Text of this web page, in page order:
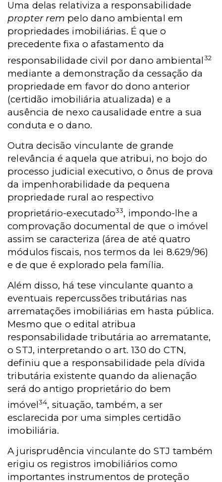
Uma delas relativiza a responsabilidade
propter rem pelo dano ambiental em
propriedades imobiliárias. É que o
precedente fixa o afastamento da
responsabilidade civil por dano ambiental32
mediante a demonstração da cessação da
propriedade em favor do dono anterior
(certidão imobiliária atualizada) e a
ausência de nexo causalidade entre a sua
conduta e o dano.
Outra decisão vinculante de grande
relevância é aquela que atribui, no bojo do
processo judicial executivo, o ônus de prova
da impenhorabilidade da pequena
propriedade rural ao respectivo
proprietário-executado33, impondo-lhe a
comprovação documental de que o imóvel
assim se caracteriza (área de até quatro
módulos fiscais, nos termos da lei 8.629/96)
e de que é explorado pela família.
Além disso, há tese vinculante quanto a
eventuais repercussões tributárias nas
arrematações imobiliárias em hasta pública.
Mesmo que o edital atribua
responsabilidade tributária ao arrematante,
o STJ, interpretando o art. 130 do CTN,
definiu que a responsabilidade pela dívida
tributária existente quando da alienação
será do antigo proprietário do bem
imóvel34, situação, também, a ser
esclarecida por uma simples certidão
imobiliária.
A jurisprudência vinculante do STJ também
erigiu os registros imobiliários como
importantes instrumentos de proteção